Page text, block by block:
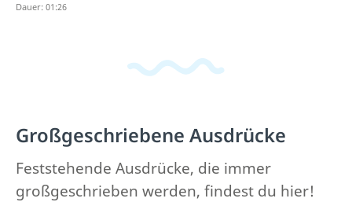
Dauer: 01:26
Großgeschriebene Ausdrücke
Feststehende Ausdrücke, die immer
großgeschrieben werden, findest du hier!